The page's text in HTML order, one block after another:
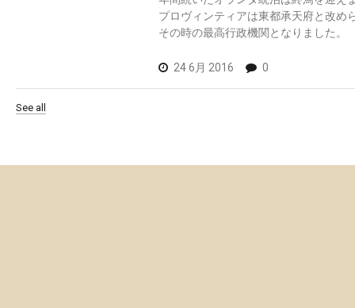
プロヴィンティアは東都承天府と改め
その時の最高行政機関となりました。
24 6月 2016 0
See all